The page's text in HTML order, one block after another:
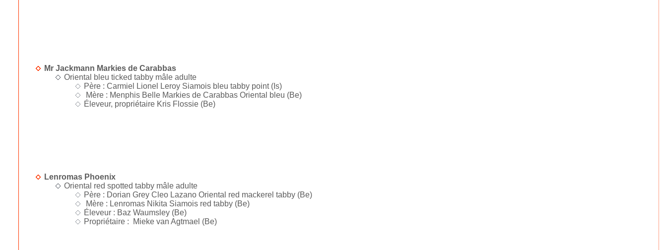
Mr Jackmann Markies de Carabbas
Oriental bleu ticked tabby mâle adulte
Père : Carmiel Lionel Leroy Siamois bleu tabby point (Is)
Mère : Menphis Belle Markies de Carabbas Oriental bleu (Be)
Éleveur, propriétaire Kris Flossie (Be)
Lenromas Phoenix
Oriental red spotted tabby mâle adulte
Père : Dorian Grey Cleo Lazano Oriental red mackerel tabby (Be)
Mère : Lenromas Nikita Siamois red tabby (Be)
Éleveur : Baz Waumsley (Be)
Propriétaire : Mieke van Agtmael (Be)